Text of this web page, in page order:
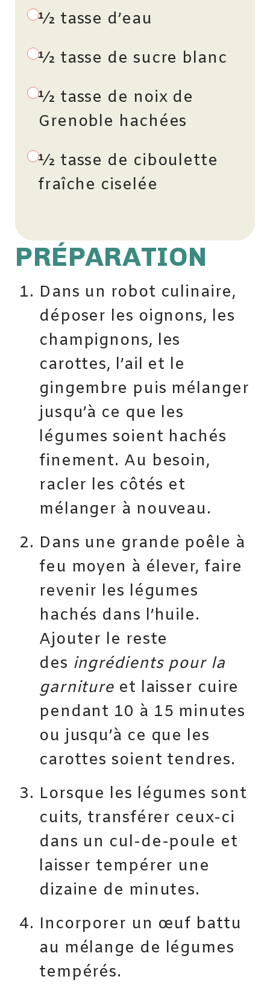
½ tasse d’eau
½ tasse de sucre blanc
½ tasse de noix de
Grenoble hachées
½ tasse de ciboulette
fraîche ciselée
PRÉPARATION
Dans un robot culinaire,
déposer les oignons, les
champignons, les
carottes, l’ail et le
gingembre puis mélanger
jusqu’à ce que les
légumes soient hachés
finement. Au besoin,
racler les côtés et
mélanger à nouveau.
Dans une grande poêle à
feu moyen à élever, faire
revenir les légumes
hachés dans l’huile.
Ajouter le reste
des ingrédients pour la
garniture et laisser cuire
pendant 10 à 15 minutes
ou jusqu’à ce que les
carottes soient tendres.
Lorsque les légumes sont
cuits, transférer ceux-ci
dans un cul-de-poule et
laisser tempérer une
dizaine de minutes.
Incorporer un œuf battu
au mélange de légumes
tempérés.